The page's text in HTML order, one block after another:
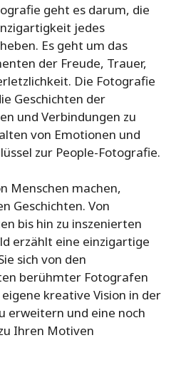
geht es darum, die
jedes
Es geht um das
der Freude, Trauer,
Die Fotografie
Geschichten der
und Verbindungen zu
von Emotionen und
zur People-Fotografie.
Menschen machen,
Geschichten. Von
bis hin zu inszenierten
erzählt eine einzigartige
sich von den
berühmter Fotografen
kreative Vision in der
erweitern und eine noch
Ihren Motiven